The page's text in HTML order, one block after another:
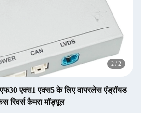
2 / 2
एफ30 एक्स1 एक्स5 के लिए वायरलेस एंड्रॉयड
रिवर्स कैमरा मॉड्यूल